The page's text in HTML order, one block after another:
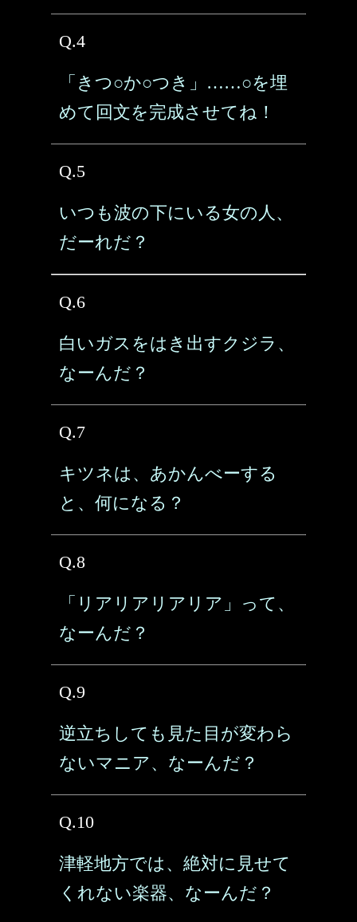
Q.4
「きつ○か○つき」……○を埋
めて回文を完成させてね！
Q.5
いつも波の下にいる女の人、
だーれだ？
Q.6
白いガスをはき出すクジラ、
なーんだ？
Q.7
キツネは、あかんべーする
と、何になる？
Q.8
「リアリアリアリア」って、
なーんだ？
Q.9
逆立ちしても見た目が変わら
ないマニア、なーんだ？
Q.10
津軽地方では、絶対に見せて
くれない楽器、なーんだ？